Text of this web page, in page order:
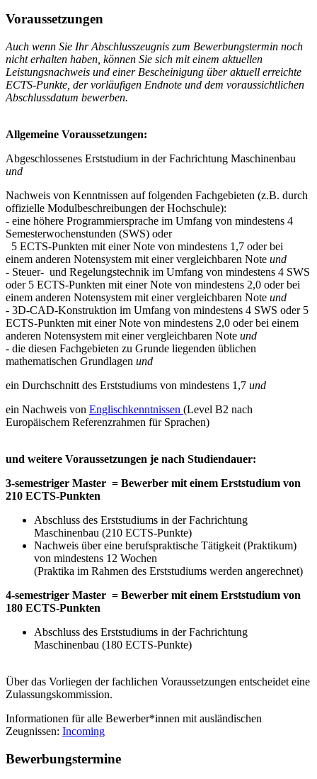
Der Studiengang wurde ohne Auflagen vom 01. Oktober 2024 bis
30. September 2032 durch den Akkreditierungsrat re-akkreditiert.
WeitereInformationenfinden Sie hier.
Vor­aus­set­zun­gen
Auch wenn Sie Ihr Abschlusszeugnis zum Bewerbungstermin noch
nicht erhalten haben, können Sie sich mit einem aktuellen
Leistungsnachweis und einer Bescheinigung über aktuell erreichte
ECTS-Punkte, der vorläufigen Endnote und dem voraussichtlichen
Abschlussdatum bewerben.
Allgemeine Voraussetzungen:
Abgeschlossenes Erststudium in der Fachrichtung Maschinenbau
und
Nachweis von Kenntnissen auf folgenden Fachgebieten (z.B. durch
offizielle Modulbeschreibungen der Hochschule):
- eine höhere Programmiersprache im Umfang von mindestens 4
Semesterwochenstunden (SWS) oder
5 ECTS-Punkten mit einer Note von mindestens 1,7 oder bei
einem anderen Notensystem mit einer vergleichbaren Note und
- Steuer- und Regelungstechnik im Umfang von mindestens 4 SWS
oder 5 ECTS-Punkten mit einer Note von mindestens 2,0 oder bei
einem anderen Notensystem mit einer vergleichbaren Note und
- 3D-CAD-Konstruktion im Umfang von mindestens 4 SWS oder 5
ECTS-Punkten mit einer Note von mindestens 2,0 oder bei einem
anderen Notensystem mit einer vergleichbaren Note und
- die diesen Fachgebieten zu Grunde liegenden üblichen
mathematischen Grundlagen und
ein Durchschnitt des Erststudiums von mindestens 1,7 und
ein Nachweis von Englischkenntnissen (Level B2 nach
Europäischem Referenzrahmen für Sprachen)
und weitere Voraussetzungen je nach Studiendauer:
3-semestriger Master = Bewerber mit einem Erststudium von
210 ECTS-Punkten
Abschluss des Erststudiums in der Fachrichtung
Maschinenbau (210 ECTS-Punkte)
Nachweis über eine berufspraktische Tätigkeit (Praktikum)
von mindestens 12 Wochen
(Praktika im Rahmen des Erststudiums werden angerechnet)
4-semestriger Master = Bewerber mit einem Erststudium von
180 ECTS-Punkten
Abschluss des Erststudiums in der Fachrichtung
Maschinenbau (180 ECTS-Punkte)
Über das Vorliegen der fachlichen Voraussetzungen entscheidet eine
Zulassungskommission.
Informationen für alle Bewerber*innen mit ausländischen
Zeugnissen: Incoming
Be­wer­bungs­ter­mi­ne